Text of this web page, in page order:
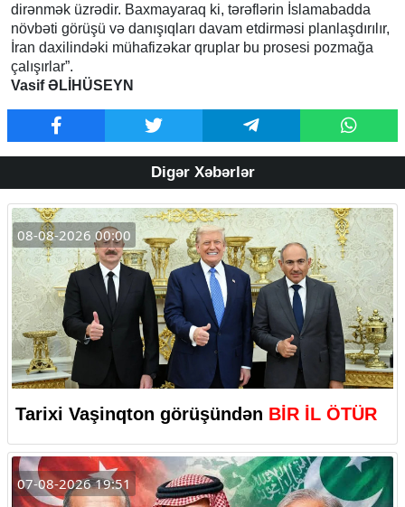
dirənmək üzrədir. Baxmayaraq ki, tərəflərin İslamabadda
növbəti görüşü və danışıqları davam etdirməsi planlaşdırılır,
İran daxilindəki mühafizəkar qruplar bu prosesi pozmağa
çalışırlar”.
Vasif ƏLİHÜSEYN
Digər Xəbərlər
08-08-2026 00:00
Tarixi Vaşinqton görüşündən BİR İL ÖTÜR
07-08-2026 19:51